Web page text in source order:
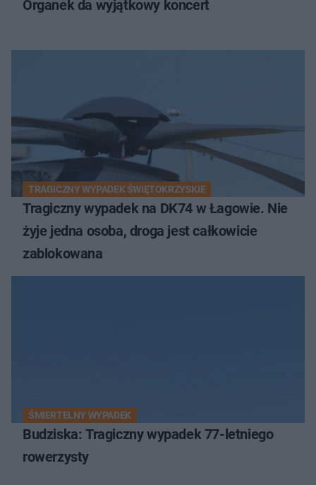
Organek da wyjątkowy koncert
TRAGICZNY WYPADEK ŚWIĘTOKRZYSKIE
Tragiczny wypadek na DK74 w Łagowie. Nie
żyje jedna osoba, droga jest całkowicie
zablokowana
ŚMIERTELNY WYPADEK
Budziska: Tragiczny wypadek 77-letniego
rowerzysty